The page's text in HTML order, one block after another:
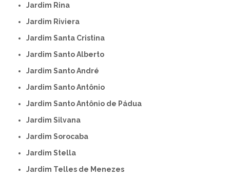
Jardim Rina
Jardim Riviera
Jardim Santa Cristina
Jardim Santo Alberto
Jardim Santo André
Jardim Santo Antônio
Jardim Santo Antônio de Pádua
Jardim Silvana
Jardim Sorocaba
Jardim Stella
Jardim Telles de Menezes